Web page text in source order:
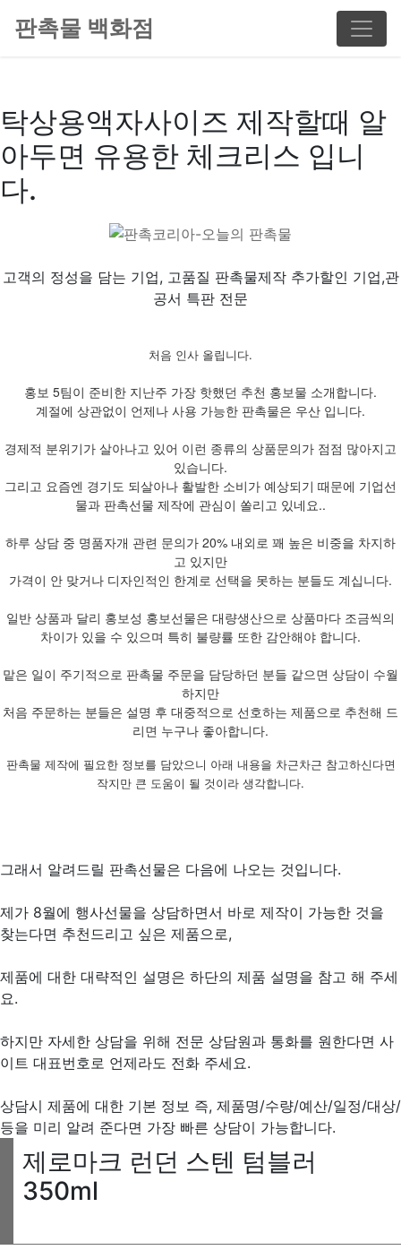
판촉물 백화점
탁상용액자사이즈 제작할때 알
아두면 유용한 체크리스 입니
다.
고객의 정성을 담는 기업, 고품질 판촉물제작 추가할인 기업,관
공서 특판 전문
처음 인사 올립니다.
홍보 5팀이 준비한 지난주 가장 핫했던 추천 홍보물 소개합니다.
계절에 상관없이 언제나 사용 가능한 판촉물은 우산 입니다.
경제적 분위기가 살아나고 있어 이런 종류의 상품문의가 점점 많아지고
있습니다.
그리고 요즘엔 경기도 되살아나 활발한 소비가 예상되기 때문에 기업선
물과 판촉선물 제작에 관심이 쏠리고 있네요..
하루 상담 중 명품자개 관련 문의가 20% 내외로 꽤 높은 비중을 차지하
고 있지만
가격이 안 맞거나 디자인적인 한계로 선택을 못하는 분들도 계십니다.
일반 상품과 달리 홍보성 홍보선물은 대량생산으로 상품마다 조금씩의
차이가 있을 수 있으며 특히 불량률 또한 감안해야 합니다.
맡은 일이 주기적으로 판촉물 주문을 담당하던 분들 같으면 상담이 수월
하지만
처음 주문하는 분들은 설명 후 대중적으로 선호하는 제품으로 추천해 드
리면 누구나 좋아합니다.
판촉물 제작에 필요한 정보를 담았으니 아래 내용을 차근차근 참고하신다면
작지만 큰 도움이 될 것이라 생각합니다.
그래서 알려드릴 판촉선물은 다음에 나오는 것입니다.
제가 8월에 행사선물을 상담하면서 바로 제작이 가능한 것을
찾는다면 추천드리고 싶은 제품으로,
제품에 대한 대략적인 설명은 하단의 제품 설명을 참고 해 주세
요.
하지만 자세한 상담을 위해 전문 상담원과 통화를 원한다면 사
이트 대표번호로 언제라도 전화 주세요.
상담시 제품에 대한 기본 정보 즉, 제품명/수량/예산/일정/대상/
등을 미리 알려 준다면 가장 빠른 상담이 가능합니다.
제로마크 런던 스텐 텀블러
350ml